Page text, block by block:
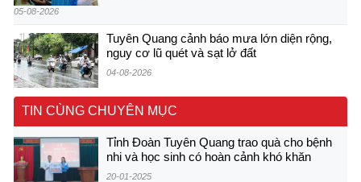
05-08-2026
Tuyên Quang cảnh báo mưa lớn diện rộng,
nguy cơ lũ quét và sạt lở đất
04-08-2026
TIN CÙNG CHUYÊN MỤC
Tỉnh Đoàn Tuyên Quang trao quà cho bệnh
nhi và học sinh có hoàn cảnh khó khăn
20-01-2025